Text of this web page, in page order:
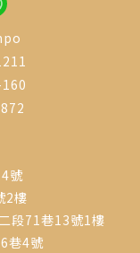
號
2樓
段71巷13號1樓
巷4號